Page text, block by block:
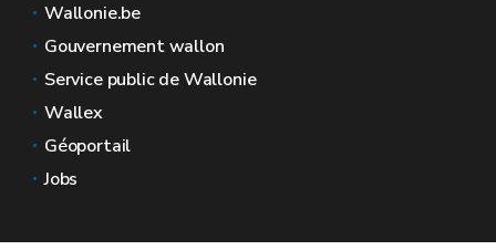
Wallonie.be
Gouvernement wallon
Service public de Wallonie
Wallex
Géoportail
Jobs